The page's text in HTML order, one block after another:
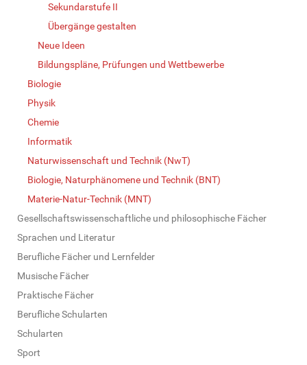
Sekundarstufe II
Übergänge gestalten
Neue Ideen
Bildungspläne, Prüfungen und Wettbewerbe
Biologie
Physik
Chemie
Informatik
Naturwissenschaft und Technik (NwT)
Biologie, Naturphänomene und Technik (BNT)
Materie-Natur-Technik (MNT)
Gesellschaftswissenschaftliche und philosophische Fächer
Sprachen und Literatur
Berufliche Fächer und Lernfelder
Musische Fächer
Praktische Fächer
Berufliche Schularten
Schularten
Sport